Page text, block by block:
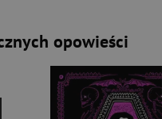
opowieści